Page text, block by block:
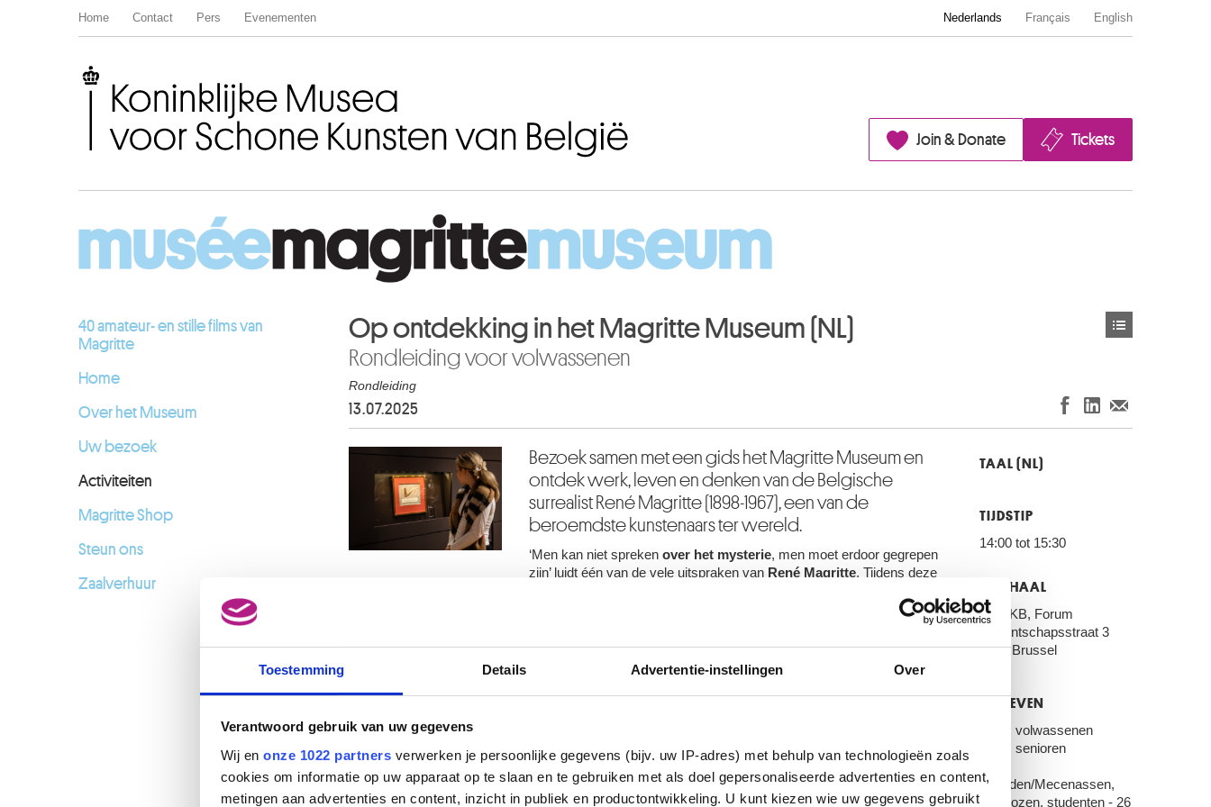
Toestemming Details Advertentie-instellingen Over
Verantwoord gebruik van uw gegevens
Wij en onze 1022 partners verwerken je persoonlijke gegevens (bijv. uw IP-adres) met behulp van technologieën zoals
cookies om informatie op uw apparaat op te slaan en te gebruiken met als doel gepersonaliseerde advertenties en content,
metingen aan advertenties en content, inzicht in publiek en productontwikkeling. U kunt kiezen wie uw gegevens gebruikt
Home Contact Pers Evenementen Nederlands Français English
Join & Donate Tickets
40 amateur- en stille films van
Magritte
Home
Over het Museum
Uw bezoek
Activiteiten
Magritte Shop
Steun ons
Zaalverhuur
Op ontdekking in het Magritte Museum (NL)
Rondleiding voor volwassenen
Rondleiding
13.07.2025
Bezoek samen met een gids het Magritte Museum en
ontdek werk, leven en denken van de Belgische
surrealist René Magritte (1898-1967), een van de
beroemdste kunstenaars ter wereld.
‘Men kan niet spreken over het mysterie, men moet erdoor gegrepen
zijn’ luidt één van de vele uitspraken van René Magritte. Tijdens deze
gebruikte om het mysterie op te roepen. Magritte wil ons doen nadenken
over dat wat we niet langer bewust ervaren: het alledaagse, het gewone,
de routine. Daarom schildert Magritte de vertrouwde dingen in een
ongezien verband.
TAAL (NL)
TIJDSTIP
14:00 tot 15:30
ONTHAAL
KMSKB, Forum
Regentschapsstraat 3
1000 Brussel
TARIEVEN
€ 16 : volwassenen
€ 14 : senioren
Vrienden/Mecenassen,
werklozen, studenten - 26